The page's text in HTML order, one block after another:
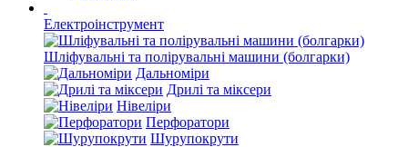
Електроінструмент
Шліфувальні та полірувальні машини (болгарки)
Дальноміри
Дрилі та міксери
Нівеліри
Перфоратори
Шурупокрути